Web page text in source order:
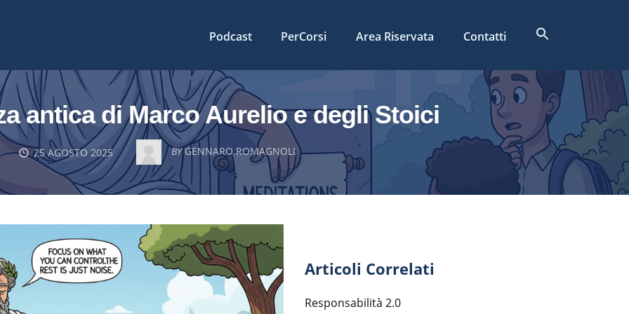
Podcast PerCorsi Area Riservata Contatti
antica di Marco Aurelio e degli Stoici
25 AGOSTO 2025 BY GENNARO ROMAGNOLI
Articoli Correlati
Responsabilità 2.0